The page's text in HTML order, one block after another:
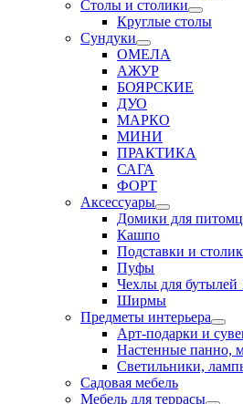
Столы и столики
Круглые столы
Сундуки
ОМЕЛА
АЖУР
БОЯРСКИЕ
ДУО
МАРКО
МИНИ
ПРАКТИКА
САГА
ФОРТ
Аксессуары
Домики для
Кашпо
Подставки и
Пуфы
Чехлы для бутылей
Ширмы
Предметы интерьера
Арт-подарки и
Настенные панно,
Светильники,
Садовая мебель
Мебель для террасы